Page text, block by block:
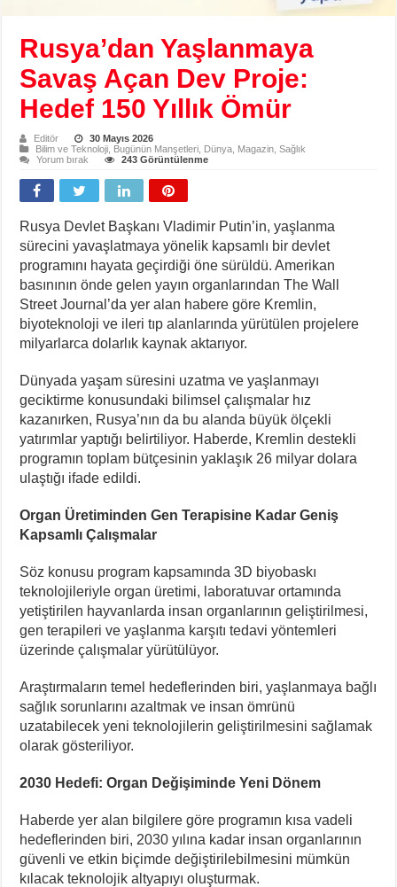
Rusya’dan Yaşlanmaya
Savaş Açan Dev Proje:
Hedef 150 Yıllık Ömür
Editör
30 Mayıs 2026
Bilim ve Teknoloji Bugünün Manşetleri Dünya Magazin ,Sağlık
Yorum bırak
243 Görüntülenme
Rusya Devlet Başkanı Vladimir Putin’in, yaşlanma
sürecini yavaşlatmaya yönelik kapsamlı bir devlet
programını hayata geçirdiği öne sürüldü. Amerikan
basınının önde gelen yayın organlarından The Wall
Street Journal’da yer alan habere göre Kremlin,
biyoteknoloji ve ileri tıp alanlarında yürütülen projelere
milyarlarca dolarlık kaynak aktarıyor.
Dünyada yaşam süresini uzatma ve yaşlanmayı
geciktirme konusundaki bilimsel çalışmalar hız
kazanırken, Rusya’nın da bu alanda büyük ölçekli
yatırımlar yaptığı belirtiliyor. Haberde, Kremlin destekli
programın toplam bütçesinin yaklaşık 26 milyar dolara
ulaştığı ifade edildi.
Organ Üretiminden Gen Terapisine Kadar Geniş
Kapsamlı Çalışmalar
Söz konusu program kapsamında 3D biyobaskı
teknolojileriyle organ üretimi, laboratuvar ortamında
yetiştirilen hayvanlarda insan organlarının geliştirilmesi,
gen terapileri ve yaşlanma karşıtı tedavi yöntemleri
üzerinde çalışmalar yürütülüyor.
Araştırmaların temel hedeflerinden biri, yaşlanmaya bağlı
sağlık sorunlarını azaltmak ve insan ömrünü
uzatabilecek yeni teknolojilerin geliştirilmesini sağlamak
olarak gösteriliyor.
2030 Hedefi: Organ Değişiminde Yeni Dönem
Haberde yer alan bilgilere göre programın kısa vadeli
hedeflerinden biri, 2030 yılına kadar insan organlarının
güvenli ve etkin biçimde değiştirilebilmesini mümkün
kılacak teknolojik altyapıyı oluşturmak.